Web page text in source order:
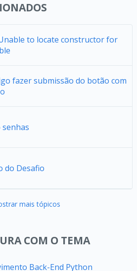
to locate constructor for
fazer submissão do botão com
do Desafio
mais tópicos
COM O TEMA
Back-End Python